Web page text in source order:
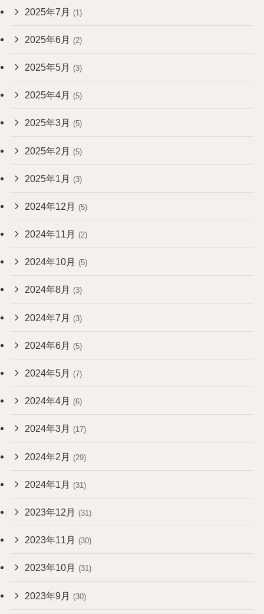
2025年7月 (1)
2025年6月 (2)
2025年5月 (3)
2025年4月 (5)
2025年3月 (5)
2025年2月 (5)
2025年1月 (3)
2024年12月 (5)
2024年11月 (2)
2024年10月 (5)
2024年8月 (3)
2024年7月 (3)
2024年6月 (5)
2024年5月 (7)
2024年4月 (6)
2024年3月 (17)
2024年2月 (29)
2024年1月 (31)
2023年12月 (31)
2023年11月 (30)
2023年10月 (31)
2023年9月 (30)